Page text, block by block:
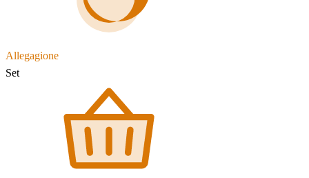
Allegagione
Set